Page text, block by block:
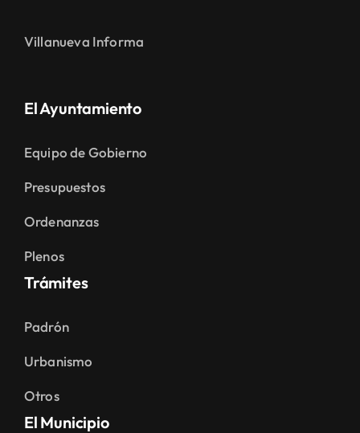
Villanueva Informa
El Ayuntamiento
Equipo de Gobierno
Presupuestos
Ordenanzas
Plenos
Trámites
Padrón
Urbanismo
Otros
El Municipio